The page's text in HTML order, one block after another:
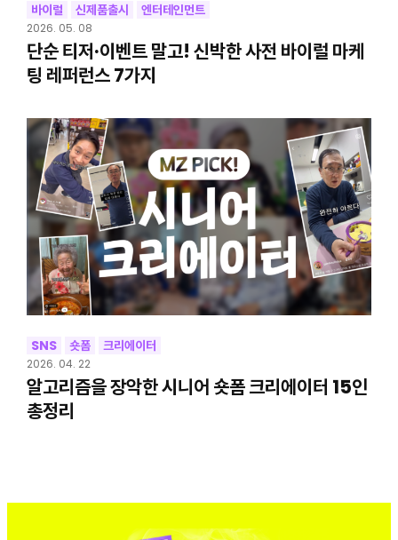
바이럴 신제품출시 엔터테인먼트
2026. 05. 08
단순 티저·이벤트 말고! 신박한 사전 바이럴 마케
팅 레퍼런스 7가지
SNS 숏폼 크리에이터
2026. 04. 22
알고리즘을 장악한 시니어 숏폼 크리에이터 15인
총정리